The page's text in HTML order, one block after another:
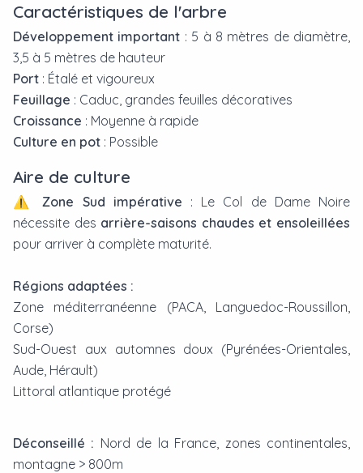
Caractéristiques de l'arbre
Développement important : 5 à 8 mètres de diamètre,
3,5 à 5 mètres de hauteur
Port : Étalé et vigoureux
Feuillage : Caduc, grandes feuilles décoratives
Croissance : Moyenne à rapide
Culture en pot : Possible
Aire de culture
⚠️Zone Sud impérative : Le Col de Dame Noire
nécessite des arrière-saisons chaudes et ensoleillées
pour arriver à complète maturité.
Régions adaptées :
Zone méditerranéenne (PACA, Languedoc-Roussillon,
Corse)
Sud-Ouest aux automnes doux (Pyrénées-Orientales,
Aude, Hérault)
Littoral atlantique protégé
Déconseillé : Nord de la France, zones continentales,
montagne > 800m